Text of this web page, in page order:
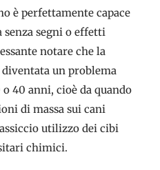
è perfettamente capace
segni o effetti
notare che la
un problema
40 anni, cioè da quando
di massa sui cani
utilizzo dei cibi
chimici.